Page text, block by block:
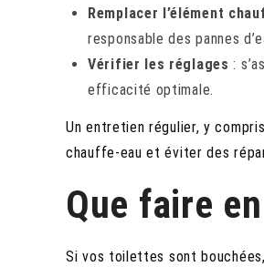
Remplacer l’élément
responsable des pannes
Vérifier les réglages :
efficacité optimale.
Un entretien régulier, y
chauffe-eau et éviter des
Que faire
Si vos toilettes sont